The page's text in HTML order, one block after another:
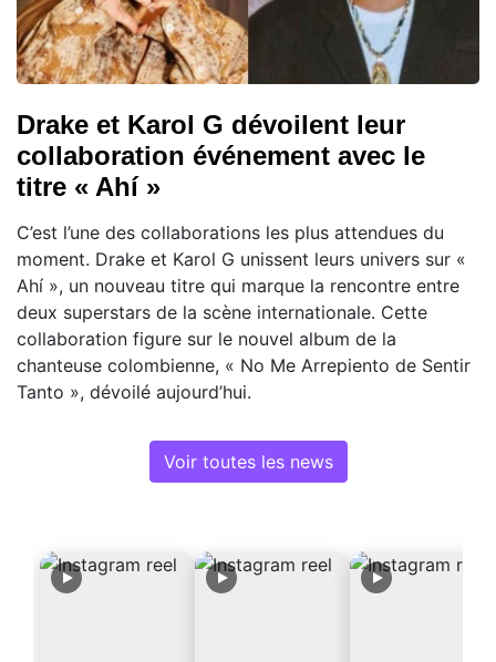
Drake et Karol G dévoilent leur
collaboration événement avec le
titre « Ahí »
C’est l’une des collaborations les plus attendues du
moment. Drake et Karol G unissent leurs univers sur «
Ahí », un nouveau titre qui marque la rencontre entre
deux superstars de la scène internationale. Cette
collaboration figure sur le nouvel album de la
chanteuse colombienne, « No Me Arrepiento de Sentir
Tanto », dévoilé aujourd’hui.
Voir toutes les news